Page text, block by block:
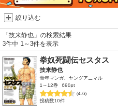
絞り込む
「技来静也」の検索結果
3件中 1～3件を表示
拳奴死闘伝セスタス
技来静也
青年マンガ、ヤングアニマル
1～12巻
690pt
(4.6)
投稿数10件